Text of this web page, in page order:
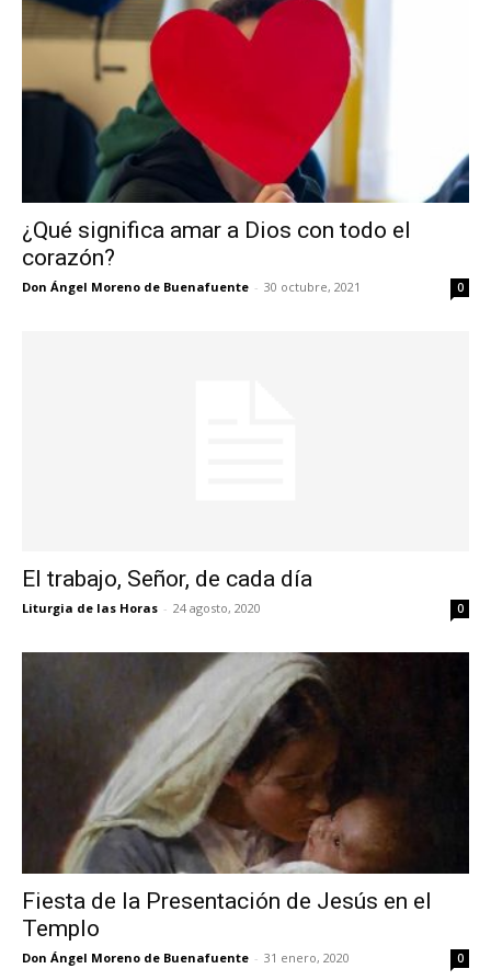
¿Qué significa amar a Dios con todo el
corazón?
Don Ángel Moreno de Buenafuente - 30 octubre, 2021 0
El trabajo, Señor, de cada día
Liturgia de las Horas - 24 agosto, 2020 0
Fiesta de la Presentación de Jesús en el
Templo
Don Ángel Moreno de Buenafuente - 31 enero, 2020 0